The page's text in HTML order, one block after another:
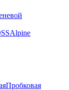
Alpine
Пробковая